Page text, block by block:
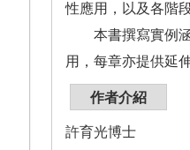
性應用，以及各階
本書撰寫實例涵
用，每章亦提供延
作者介紹
許育光博士